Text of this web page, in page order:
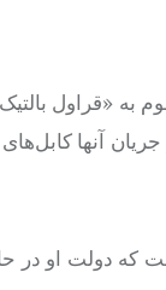
«قراول
که دولت او